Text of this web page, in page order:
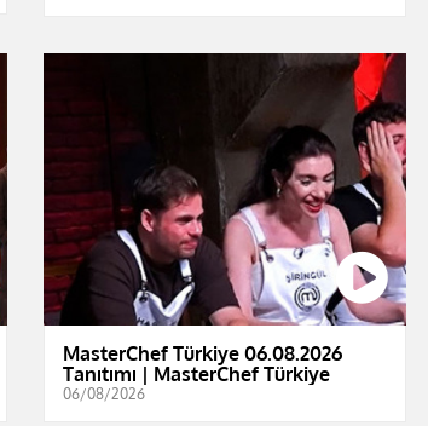
MasterChef Türkiye 06.08.2026
Tanıtımı | MasterChef Türkiye
06/08/2026